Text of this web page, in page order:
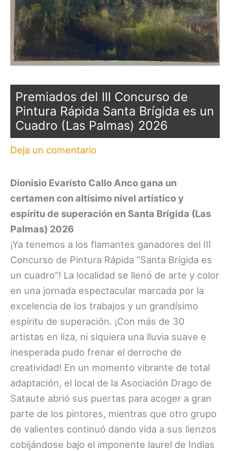
Premiados del III Concurso de
Pintura Rápida Santa Brígida es un
Cuadro (Las Palmas) 2026
Deja un comentario
Dionisio Evaristo Callo Anco gana un
certamen con altísimo nivel artístico y
espíritu de superación en Santa Brígida (Las
Palmas) 2026
¡Ya tenemos a los flamantes ganadores del III
Concurso de Pintura Rápida “Santa Brígida es
un cuadro”! La localidad se llenó de arte y color
en una jornada espectacular marcada por la
excelencia de los trabajos y un grandísimo
espíritu de superación. ¡Con más de 30
artistas en liza, ni siquiera una lluvia suave e
inesperada pudo frenar el derroche de
creatividad! En un momento vibrante de total
adaptación, el local de la Asociación Drago de
Sataute abrió sus puertas para acoger a gran
parte de los pintores, mientras que otro grupo
de valientes continuó dando vida a sus lienzos
cobijándose bajo el imponente laurel de Indias